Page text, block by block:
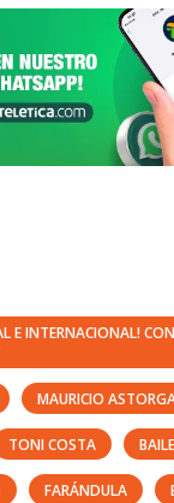
E INTERNACIONAL!
MAURICIO
TONI COSTA BAILE
FARÁNDULA